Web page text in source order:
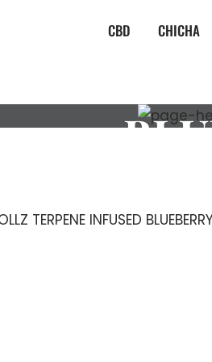
CBD CHICHA
TERPENE INFUSED